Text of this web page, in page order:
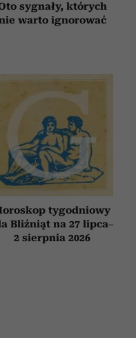
sygnały, których
warto ignorować
tygodniowy
Bliźniąt na 27 lipca–
2 sierpnia 2026